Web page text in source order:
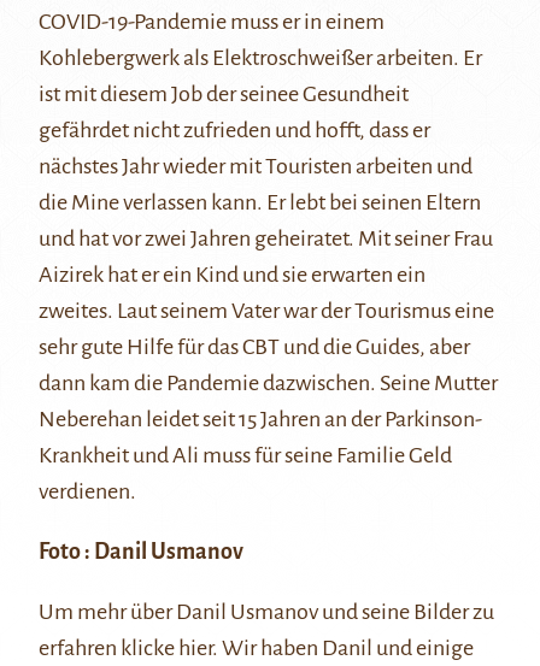
COVID-19-Pandemie muss er in einem
Kohlebergwerk als Elektroschweißer arbeiten. Er
ist mit diesem Job der seinee Gesundheit
gefährdet nicht zufrieden und hofft, dass er
nächstes Jahr wieder mit Touristen arbeiten und
die Mine verlassen kann. Er lebt bei seinen Eltern
und hat vor zwei Jahren geheiratet. Mit seiner Frau
Aizirek hat er ein Kind und sie erwarten ein
zweites. Laut seinem Vater war der Tourismus eine
sehr gute Hilfe für das CBT und die Guides, aber
dann kam die Pandemie dazwischen. Seine Mutter
Neberehan leidet seit 15 Jahren an der Parkinson-
Krankheit und Ali muss für seine Familie Geld
verdienen.
Foto : Danil Usmanov
Um mehr über Danil Usmanov und seine Bilder zu
erfahren klicke hier. Wir haben Danil und einige